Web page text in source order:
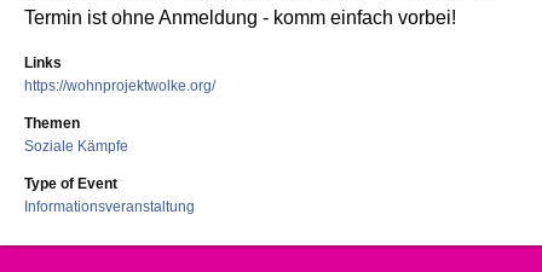
Termin ist ohne Anmeldung - komm einfach vorbei!
Links
https://wohnprojektwolke.org/
Themen
Soziale Kämpfe
Type of Event
Informationsveranstaltung